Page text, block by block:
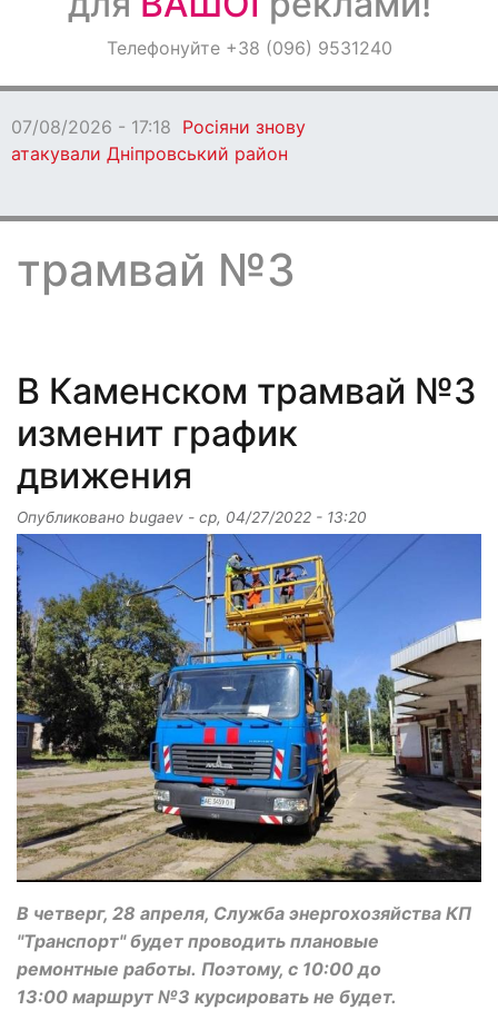
ОголошенняТелефонуйте +38 (096) 9531240
07/08/2026 - 17:18 Росіяни знову
атакували Дніпровський район
трамвай №3
В Каменском трамвай №3
изменит график
движения
Опубликовано bugaev - ср, 04/27/2022 - 13:20
В четверг, 28 апреля, Служба энергохозяйства КП
"Транспорт" будет проводить плановые
ремонтные работы. Поэтому, с 10:00 до
13:00 маршрут №3 курсировать не будет.